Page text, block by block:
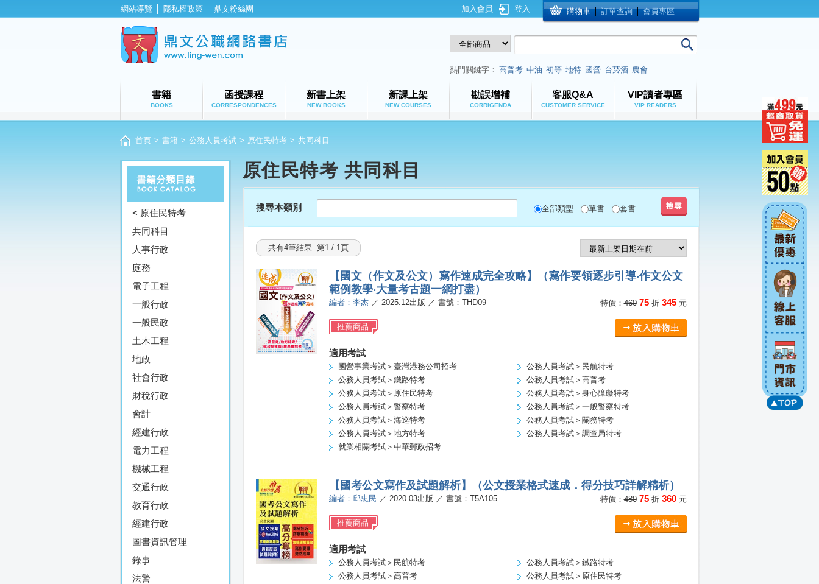
網站導覽 隱私權政策 鼎文粉絲團 購物車 │訂單查詢 │會員專區
登入
加入會員
鼎文公職網路書店
熱門關鍵字： 高普考 中油 初等 地特 國營 台菸酒 農會
書籍
BOOKS
函授課程
CORRESPONDENCES
新書上架
NEW BOOKS
新課上架
NEW COURSES
勘誤增補
CORRIGENDA
客服Q&A
CUSTOMER SERVICE
VIP讀者專區
VIP READERS
首頁 > 書籍 > 公務人員考試 > 原住民特考 > 共同科目
< 原住民特考
共同科目
人事行政
庭務
電子工程
一般行政
一般民政
土木工程
地政
社會行政
財稅行政
會計
經建行政
電力工程
機械工程
交通行政
教育行政
經建行政
圖書資訊管理
錄事
法警
原住民特考 共同科目
搜尋本類別 全部類型 單書 套書
共有4筆結果│第1 / 1頁
【國文（作文及公文）寫作速成完全攻略】（寫作要領逐步引導‧作文公文
範例教學‧大量考古題一網打盡）
編者：李杰／ 2025.12出版 ／ 書號：THD09 特價：46075折 345元
推薦商品
適用考試
國營事業考試＞臺灣港務公司招考
公務人員考試＞民航特考
公務人員考試＞鐵路特考
公務人員考試＞高普考
公務人員考試＞原住民特考
公務人員考試＞身心障礙特考
公務人員考試＞警察特考
公務人員考試＞一般警察特考
公務人員考試＞海巡特考
公務人員考試＞關務特考
公務人員考試＞地方特考
公務人員考試＞調查局特考
就業相關考試＞中華郵政招考
【國考公文寫作及試題解析】（公文授業格式速成．得分技巧詳解精析）
編者：邱忠民 ／ 2020.03出版 ／ 書號：T5A105 特價：48075折 360元
推薦商品
適用考試
公務人員考試＞民航特考
公務人員考試＞鐵路特考
公務人員考試＞高普考
公務人員考試＞原住民特考